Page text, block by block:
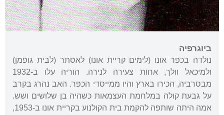
ביוגרפיה
נולדה בכפר אונו (לימים קריית אונו) לאסתר (לבית גופמן)
ולמיכאל וולך, אחות צעירה לנירה. הוריה עלו ב-1932
מבסרביה, הכירו בארץ והיו ממייסדי הכפר. האב נהרג בקרב
על גבעת קולה במלחמת העצמאות כשהיה בן שלושים ושש.
אמה היתה שותפה להקמת בית הקולנוע בקריית אונו ב-1953,